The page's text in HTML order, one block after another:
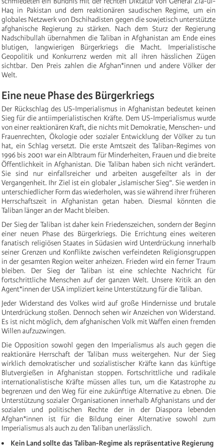
Haq in Pakistan und dem reaktionären saudischen Regime, um ein
globales Netzwerk von Dschihadisten gegen die sowjetisch unterstützte
afghanische Regierung zu stärken. Nach dem Sturz der Regierung
Nadschibullah übernahmen die Taliban in Afghanistan am Ende eines
blutigen, langwierigen Bürgerkriegs die Macht. Imperialistische
Geopolitik und Konkurrenz werden mit all ihren hässlichen Zügen
sichtbar. Den Preis zahlen die Afghan*innen und andere Völker der
Welt.
Eine neue Phase des Bürgerkriegs
Der Rückschlag des US-Imperialismus in Afghanistan bedeutet keinen
Sieg für die antiimperialistischen Kräfte. Dem US-Imperialismus wurde
von einer reaktionären Kraft, die nichts mit Demokratie, Menschen- und
Frauenrechten, Ökologie oder sozialer Entwicklung der Völker zu tun
hat, ein Schlag versetzt. Die erste Amtszeit des Taliban-Regimes von
1996 bis 2001 war ein Albtraum für Minderheiten, Frauen und die breite
Öffentlichkeit in Afghanistan. Die Taliban haben sich nicht verändert.
Sie sind nur einfallsreicher und arbeiten ausgefeilter als in der
Vergangenheit. Ihr Ziel ist ein globaler „islamischer Sieg“. Sie werden in
unterschiedlicher Form das wiederholen, was sie während ihrer früheren
Herrschaftszeit in Afghanistan getan haben. Diesmal könnten die
Taliban länger an der Macht bleiben.
Der Sieg der Taliban ist daher kein Friedenszeichen, sondern der Beginn
einer neuen Phase des Bürgerkriegs. Die Errichtung eines weiteren
fanatisch religiösen Staates in Südasien wird Unterdrückung innerhalb
seiner Grenzen und Konflikte zwischen verfeindeten Religionsgruppen
in der gesamten Region weiter anheizen. Frieden wird ein ferner Traum
bleiben. Der Sieg der Taliban ist eine schlechte Nachricht für
fortschrittliche Menschen auf der ganzen Welt. Unsere Kritik an den
Agent*innen der USA impliziert keine Unterstützung für die Taliban.
Jeder Widerstand des Volkes wird auf große Hindernisse und brutale
Unterdrückung stoßen. Dennoch sehen wir Anzeichen von Widerstand.
Es ist nicht möglich, dem afghanischen Volk mit Waffen einen fremden
Willen aufzuzwingen.
Die Opposition sowohl gegen den Imperialismus als auch gegen die
reaktionäre Herrschaft der Taliban muss weitergehen. Nur der Sieg
wirklich demokratischer und sozialistischer Kräfte kann das künftige
Blutvergießen in Afghanistan stoppen. Fortschrittliche und radikale
internationalistische Kräfte müssen alles tun, um die Katastrophe zu
begrenzen und den Weg für eine zukünftige Alternative zu ebnen. Die
Unterstützung sozialer Organisationen innerhalb Afghanistans und der
sozialen und politischen Rechte der in der Diaspora lebenden
Afghan*innen ist für die Bildung einer Alternative sowohl zum
Imperialismus als auch zu den Taliban unerlässlich.
Kein Land sollte das Taliban-Regime als repräsentative Regierung